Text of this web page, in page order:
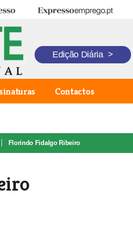
Expresso Emprego
Edição Diária >
Contactos
Florindo Fidalgo Ribeiro